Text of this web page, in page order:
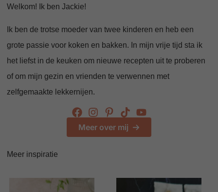
Welkom! Ik ben Jackie!
Ik ben de trotse moeder van twee kinderen en heb een
grote passie voor koken en bakken. In mijn vrije tijd sta ik
het liefst in de keuken om nieuwe recepten uit te proberen
of om mijn gezin en vrienden te verwennen met
zelfgemaakte lekkernijen.
Meer over mij
Meer inspiratie